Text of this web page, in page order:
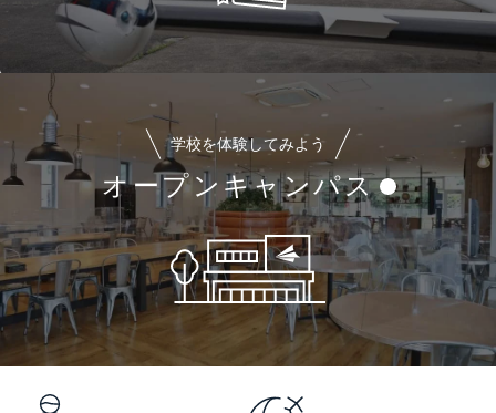
学校を体験してみよう
オープンキャンパス